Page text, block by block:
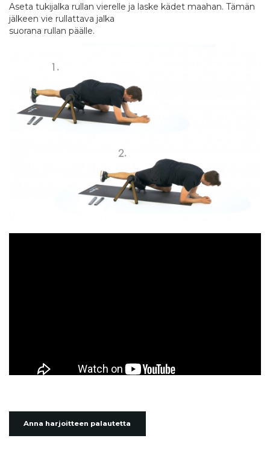
Aseta tukijalka rullan vierelle ja laske kädet maahan. Tämän
jälkeen vie rullattava jalka
suorana rullan päälle.
Anna harjoitteen palautetta